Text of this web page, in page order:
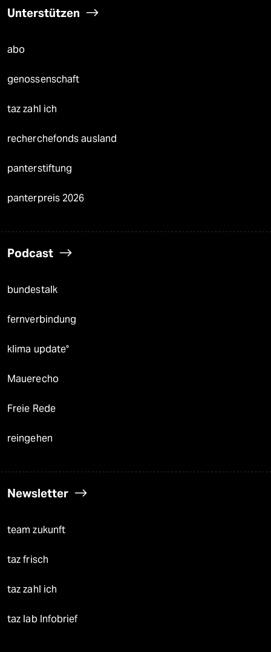
Unterstützen
abo
genossenschaft
taz zahl ich
recherchefonds ausland
panterstiftung
panterpreis 2026
Podcast
bundestalk
fernverbindung
klima update°
Mauerecho
Freie Rede
reingehen
Newsletter
team zukunft
taz frisch
taz zahl ich
taz lab Infobrief